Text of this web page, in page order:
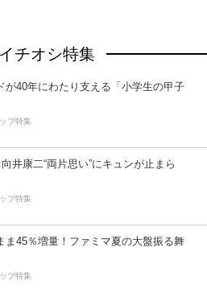
チオシ特集
が40年にわたり支える「小学生の甲子
プ特集
井康二“両片思い”にキュンが止まら
プ特集
ま45％増量！ファミマ夏の大盤振る舞
プ特集